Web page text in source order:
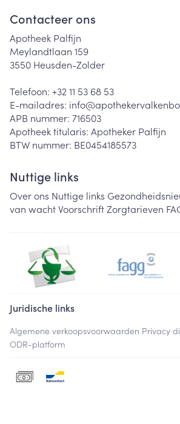
Contacteer ons
Apotheek Palfijn
Meylandtlaan 159
3550 Heusden-Zolder
Telefoon: +32 11 53 68 53
E-mailadres: info@
APB nummer: 716503
Apotheek titularis: Apotheker Palfijn
BTW nummer: BE0454185573
Nuttige links
Over ons Nuttige links
van wachtVoorschriftZorgtarieven
Juridische links
Algemene verkoopsvoorwaarden Privacy
ODR-platform